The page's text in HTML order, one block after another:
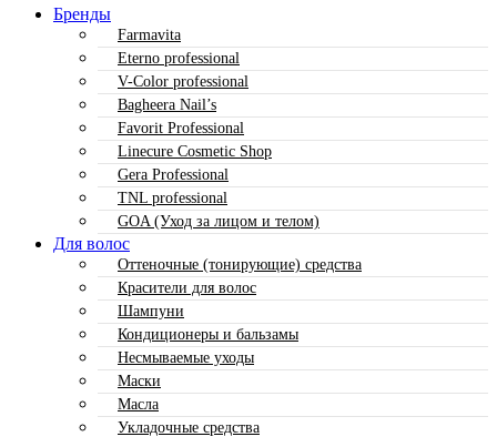
Бренды
Farmavita
Eterno professional
V-Color professional
Bagheera Nail’s
Favorit Professional
Linecure Cosmetic Shop
Gera Professional
TNL professional
GOA (Уход за лицом и телом)
Для волос
Оттеночные (тонирующие) средства
Красители для волос
Шампуни
Кондиционеры и бальзамы
Несмываемые уходы
Маски
Масла
Укладочные средства